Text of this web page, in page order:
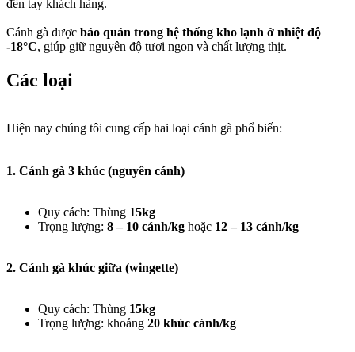
đến tay khách hàng.
Cánh gà được bảo quản trong hệ thống kho lạnh ở nhiệt độ
-18°C, giúp giữ nguyên độ tươi ngon và chất lượng thịt.
Các loại​
Hiện nay chúng tôi cung cấp hai loại cánh gà phổ biến:
1. Cánh gà 3 khúc (nguyên cánh)
Quy cách: Thùng 15kg
Trọng lượng: 8 – 10 cánh/kg hoặc 12 – 13 cánh/kg
2. Cánh gà khúc giữa (wingette)
Quy cách: Thùng 15kg
Trọng lượng: khoảng 20 khúc cánh/kg